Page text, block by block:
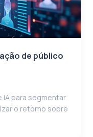
de público
IA para segmentar
o retorno sobre